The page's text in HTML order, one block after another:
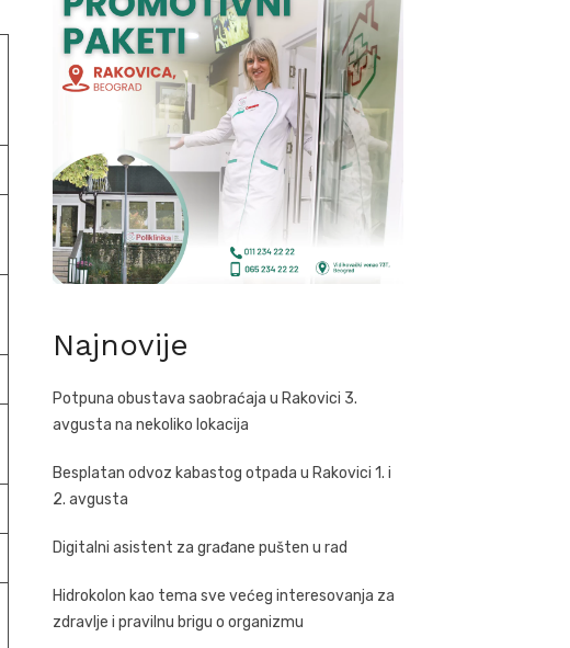
Najnovije
Potpuna obustava saobraćaja u Rakovici 3.
avgusta na nekoliko lokacija
Besplatan odvoz kabastog otpada u Rakovici 1. i
2. avgusta
Digitalni asistent za građane pušten u rad
Hidrokolon kao tema sve većeg interesovanja za
zdravlje i pravilnu brigu o organizmu